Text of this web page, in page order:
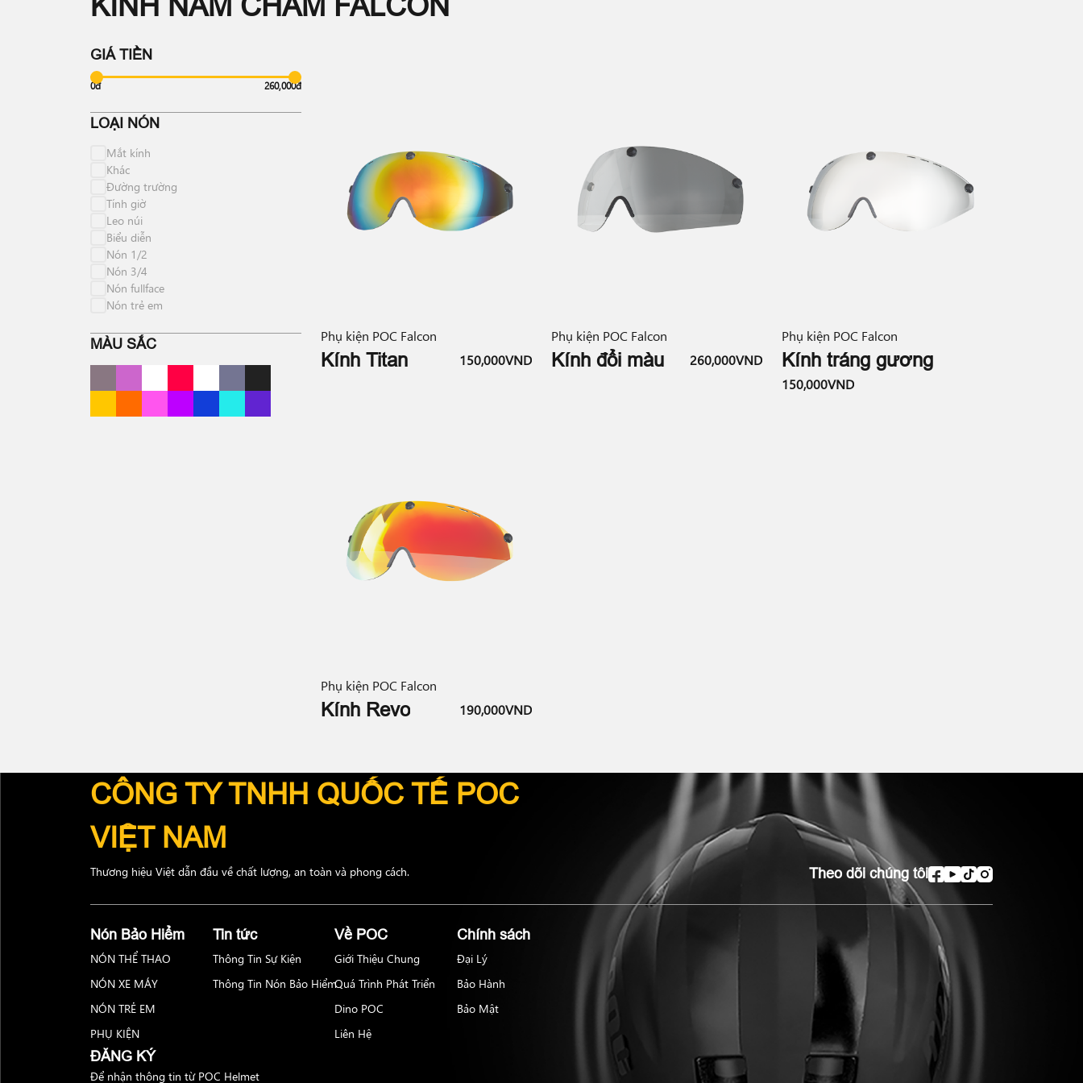
GIÁ TIỀN
0đ 260,000đ
LOẠI NÓN
Mắt kính
Khác
Đường trường
Tính giờ
Leo núi
Biểu diễn
Nón 1/2
Nón 3/4
Nón fullface
Nón trẻ em
MÀU SẮC
Phụ kiện POC Falcon
Kính Titan 150,000VND
Phụ kiện POC Falcon
Kính đổi màu 260,000VND
Phụ kiện POC Falcon
Kính tráng gương
150,000VND
Phụ kiện POC Falcon
Kính Revo 190,000VND
CÔNG TY TNHH QUỐC TẾ POC
VIỆT NAM
Thương hiệu Việt dẫn đầu về chất lượng, an toàn và phong cách. Theo dõi chúng tôi
Nón Bảo Hiểm
NÓN THỂ THAO
NÓN XE MÁY
NÓN TRẺ EM
PHỤ KIỆN
Tin tức
Thông Tin Sự Kiện
Thông Tin Nón Bảo Hiểm
Về POC
Giới Thiệu Chung
Quá Trình Phát Triển
Dino POC
Liên Hệ
Chính sách
Đại Lý
Bảo Hành
Bảo Mật
ĐĂNG KÝ
Để nhận thông tin từ POC Helmet